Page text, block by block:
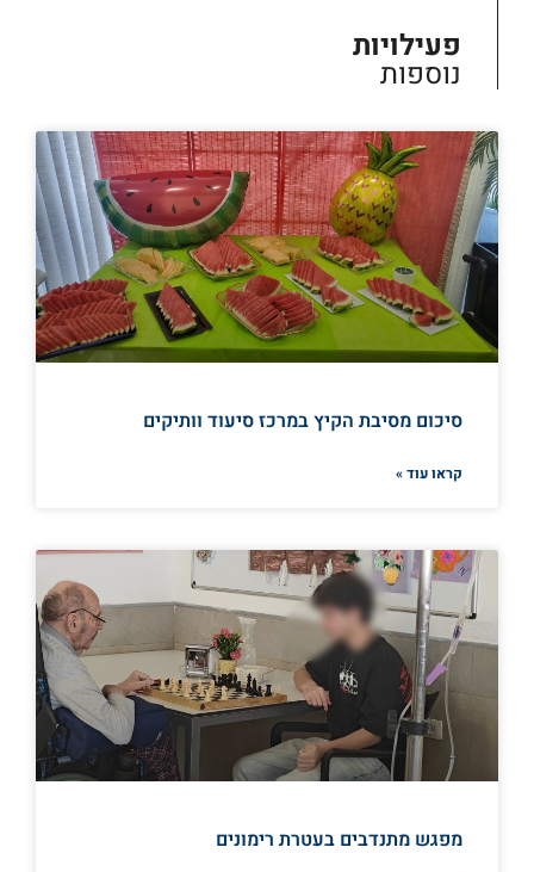
פעילויות
נוספות
סיכום מסיבת הקיץ במרכז סיעוד וותיקים
קראו עוד »
מפגש מתנדבים בעטרת רימונים